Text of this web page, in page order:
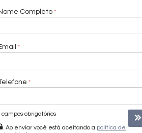
Completo
campos obrigatórios
Ao enviar você está aceitando a política de